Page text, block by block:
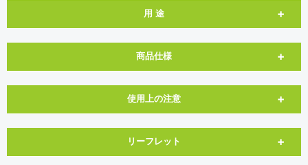
用 途
商品仕様
使用上の注意
リーフレット